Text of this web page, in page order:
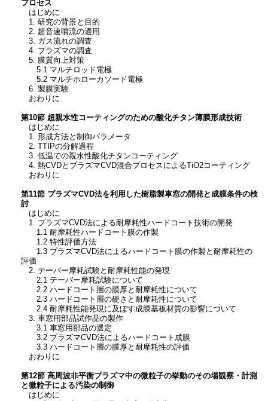
プロセス
はじめに
1. 研究の背景と目的
2. 超音速噴流の適用
3. ガス流れの調査
4. プラズマの調査
5. 膜質向上対策
5.1 マルチロッド電極
5.2 マルチホローカソード電極
6. 製膜実験
おわりに
第10節 超親水性コーティングのための酸化チタン薄膜形成技術
はじめに
1. 形成方法と制御パラメータ
2. TTIPの分解過程
3. 低温での親水性酸化チタンコーティング
4. 熱CVDとプラズマCVD混合プロセスによるTiO2コーティング
おわりに
第11節 プラズマCVD法を利用した樹脂製車窓の開発と成膜条件の検
討
はじめに
1. プラズマCVD法による耐摩耗性ハードコート技術の開発
1.1 耐摩耗性ハードコート膜の作製
1.2 特性評価方法
1.3 プラズマCVD法によるハードコート膜の作製と耐摩耗性の
評価
2. テーバー摩耗試験と耐摩耗性能の発現
2.1 テーバー摩耗試験について
2.2 ハードコート層の膜厚と耐摩耗性について
2.3 ハードコート層の硬さと耐摩耗性について
2.4 耐摩耗性能発現に及ぼす成膜基板材質の影響について
3. 車窓用部品試作品の製作
3.1 車窓用部品の選定
3.2 プラズマCVD法によるハードコート成膜
3.3 ハードコート層の膜厚と耐摩耗性の評価
おわりに
第12節 高周波非平衡プラズマ中の微粒子の挙動のその場観察・計測
と微粒子による汚染の制御
はじめに